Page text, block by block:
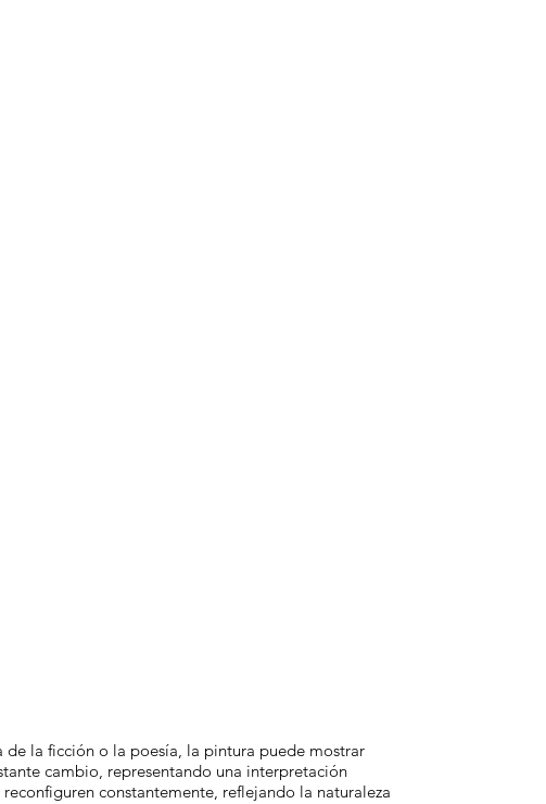
de la ficción o la poesía, la pintura puede mostrar
cambio, representando una interpretación
constantemente, reflejando la naturaleza